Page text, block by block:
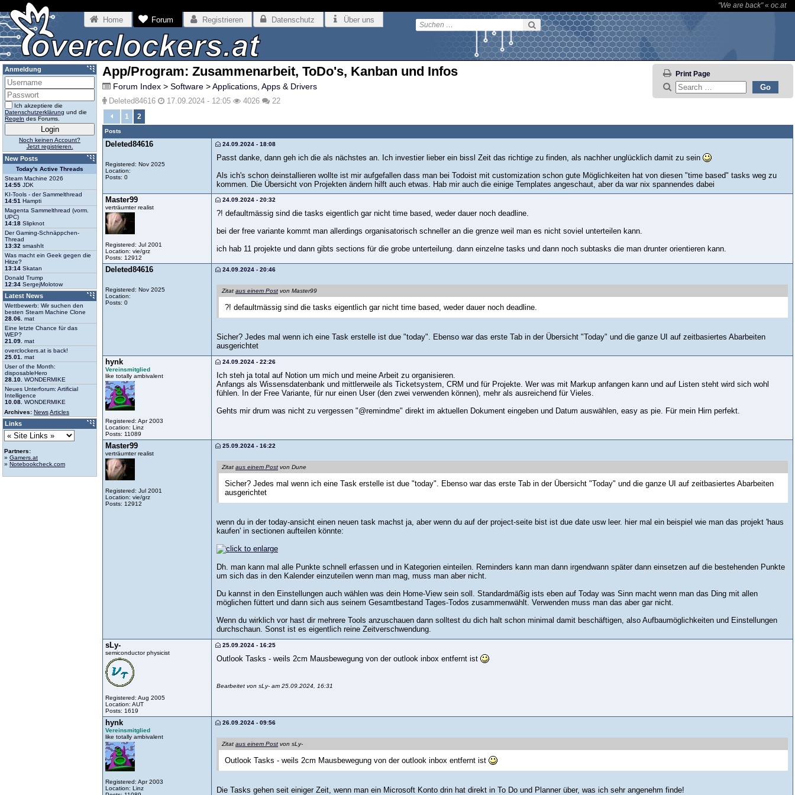
"We are back"« oc.at
Home Forum Registrieren Datenschutz Über uns
App/Program: Zusammenarbeit, ToDo's, Kanban und Infos Print Page
Forum Index > Software >Applications, Apps & Drivers
Deleted84616 17.09.2024 - 12:05 4026 22
1 2
Posts
Deleted84616
Registered: Nov 2025
Location:
Posts: 0
24.09.2024 - 18:08
Passt danke, dann geh ich die als nächstes an. Ich investier lieber ein bissl Zeit das richtige zu finden, als nachher unglücklich damit zu sein
Als ich's schon deinstallieren wollte ist mir aufgefallen dass man bei Todoist mit customization schon gute Möglichkeiten hat von diesen "time based" tasks weg zu
kommen. Die Übersicht von Projekten ändern hilft auch etwas. Hab mir auch die einige Templates angeschaut, aber da war nix spannendes dabei
Master99
verträumter realist
Registered: Jul 2001
Location: vie/grz
Posts: 12912
24.09.2024 - 20:32
?! defaultmässig sind die tasks eigentlich gar nicht time based, weder dauer noch deadline.
bei der free variante kommt man allerdings organisatorisch schneller an die grenze weil man es nicht soviel unterteilen kann.
ich hab 11 projekte und dann gibts sections für die grobe unterteilung. dann einzelne tasks und dann noch subtasks die man drunter orientieren kann.
Deleted84616
Registered: Nov 2025
Location:
Posts: 0
24.09.2024 - 20:46
Zitat aus einem Post von Master99
?! defaultmässig sind die tasks eigentlich gar nicht time based, weder dauer noch deadline.
Sicher? Jedes mal wenn ich eine Task erstelle ist due "today". Ebenso war das erste Tab in der Übersicht "Today" und die ganze UI auf zeitbasiertes Abarbeiten
ausgerichtet
hynk
Vereinsmitglied
like totally ambivalent
Registered: Apr 2003
Location: Linz
Posts: 11089
24.09.2024 - 22:26
Ich steh ja total auf Notion um mich und meine Arbeit zu organisieren.
Anfangs als Wissensdatenbank und mittlerweile als Ticketsystem, CRM und für Projekte. Wer was mit Markup anfangen kann und auf Listen steht wird sich wohl
fühlen. In der Free Variante, für nur einen User (den zwei verwenden können), mehr als ausreichend für Vieles.
Gehts mir drum was nicht zu vergessen "@remindme" direkt im aktuellen Dokument eingeben und Datum auswählen, easy as pie. Für mein Hirn perfekt.
Master99
verträumter realist
Registered: Jul 2001
Location: vie/grz
Posts: 12912
25.09.2024 - 16:22
Zitat aus einem Post von Dune
Sicher? Jedes mal wenn ich eine Task erstelle ist due "today". Ebenso war das erste Tab in der Übersicht "Today" und die ganze UI auf zeitbasiertes Abarbeiten
ausgerichtet
wenn du in der today-ansicht einen neuen task machst ja, aber wenn du auf der project-seite bist ist due date usw leer. hier mal ein beispiel wie man das projekt 'haus
kaufen' in sectionen aufteilen könnte:
Dh. man kann mal alle Punkte schnell erfassen und in Kategorien einteilen. Reminders kann man dann irgendwann später dann einsetzen auf die bestehenden Punkte
um sich das in den Kalender einzuteilen wenn man mag, muss man aber nicht.
Du kannst in den Einstellungen auch wählen was dein Home-View sein soll. Standardmäßig ists eben auf Today was Sinn macht wenn man das Ding mit allen
möglichen füttert und dann sich aus seinem Gesamtbestand Tages-Todos zusammenwählt. Verwenden muss man das aber gar nicht.
Wenn du wirklich vor hast dir mehrere Tools anzuschauen dann solltest du dich halt schon minimal damit beschäftigen, also Aufbaumöglichkeiten und Einstellungen
durchschaun. Sonst ist es eigentlich reine Zeitverschwendung.
sLy-
semiconductor physicist
Registered: Aug 2005
Location: AUT
Posts: 1619
25.09.2024 - 16:25
Outlook Tasks - weils 2cm Mausbewegung von der outlook inbox entfernt ist
Bearbeitet von sLy- am 25.09.2024, 16:31
hynk
Vereinsmitglied
like totally ambivalent
Registered: Apr 2003
Location: Linz
26.09.2024 - 09:56
Zitat aus einem Post von sLy-
Outlook Tasks - weils 2cm Mausbewegung von der outlook inbox entfernt ist
Die Tasks gehen seit einiger Zeit, wenn man ein Microsoft Konto drin hat direkt in To Do und Planner über, was ich sehr angenehm finde!
Anmeldung
Ich akzeptiere die
Datenschutzerklärung und die
Regeln des Forums.
Noch keinen Account?
Jetzt registrieren.
New Posts
Today's Active Threads
Steam Machine 2026
14:55 JDK
KI-Tools - der Sammelthread
14:51 Hampti
Magenta Sammelthread (vorm.
UPC)
14:18 Slipknot
Der Gaming-Schnäppchen-
Thread
13:32 smashIt
Was macht ein Geek gegen die
Hitze?
13:14 Skatan
Donald Trump
12:34 SergejMolotow
Latest News
Wettbewerb: Wir suchen den
besten Steam Machine Clone
28.06. mat
Eine letzte Chance für das
WEP?
21.09. mat
overclockers.at is back!
25.01.
mat
User of the Month:
disposableHero
28.10. WONDERMIKE
Neues Unterforum: Artificial
Intelligence
10.08. WONDERMIKE
Archives: NewsArticles
Links
Partners:
» Gamers.at
» Notebookcheck.com